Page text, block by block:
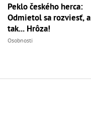
Peklo českého herca:
Odmietol sa rozviesť, a
tak... Hrôza!
Osobnosti